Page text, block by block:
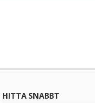
HITTA SNABBT